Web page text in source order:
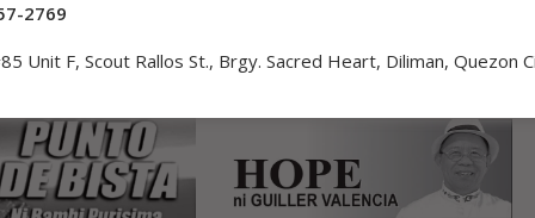
2769
Unit F, Scout Rallos St., Brgy. Sacred Heart, Diliman, Quezon